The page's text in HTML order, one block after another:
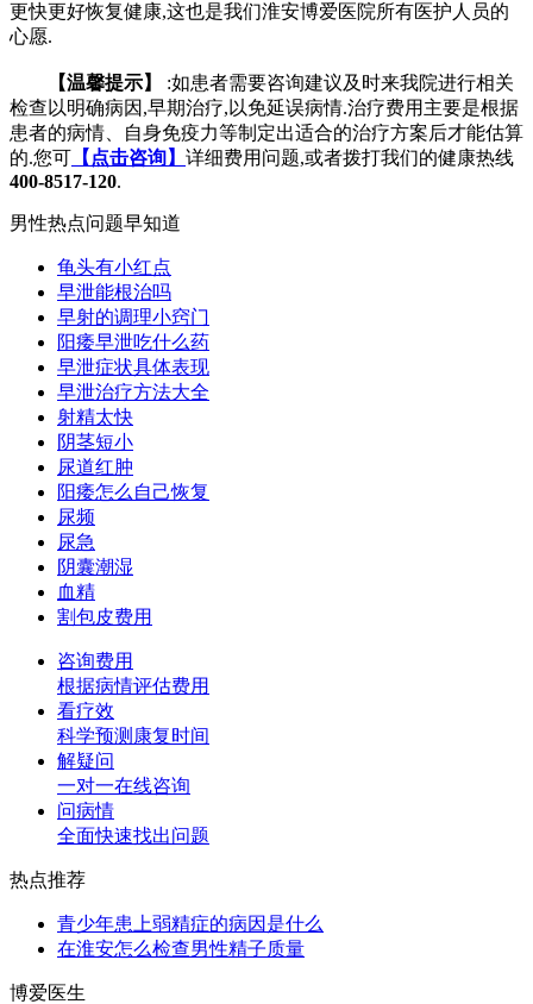
更快更好恢复健康,这也是我们淮安博爱医院所有医护人员的
心愿.
【温馨提示】
:如患者需要咨询建议及时来我院进行相关
检查以明确病因,早期治疗,以免延误病情.治疗费用主要是根据
患者的病情、自身免疫力等制定出适合的治疗方案后才能估算
的.您可 【点击咨询】 详细费用问题,或者拨打我们的健康热线
400-8517-120.
男性热点问题早知道
龟头有小红点
早泄能根治吗
早射的调理小窍门
阳痿早泄吃什么药
早泄症状具体表现
早泄治疗方法大全
射精太快
阴茎短小
尿道红肿
阳痿怎么自己恢复
尿频
尿急
阴囊潮湿
血精
割包皮费用
咨询费用
根据病情评估费用
看疗效
科学预测康复时间
解疑问
一对一在线咨询
问病情
全面快速找出问题
热点推荐
青少年患上弱精症的病因是什么
在淮安怎么检查男性精子质量
博爱医生